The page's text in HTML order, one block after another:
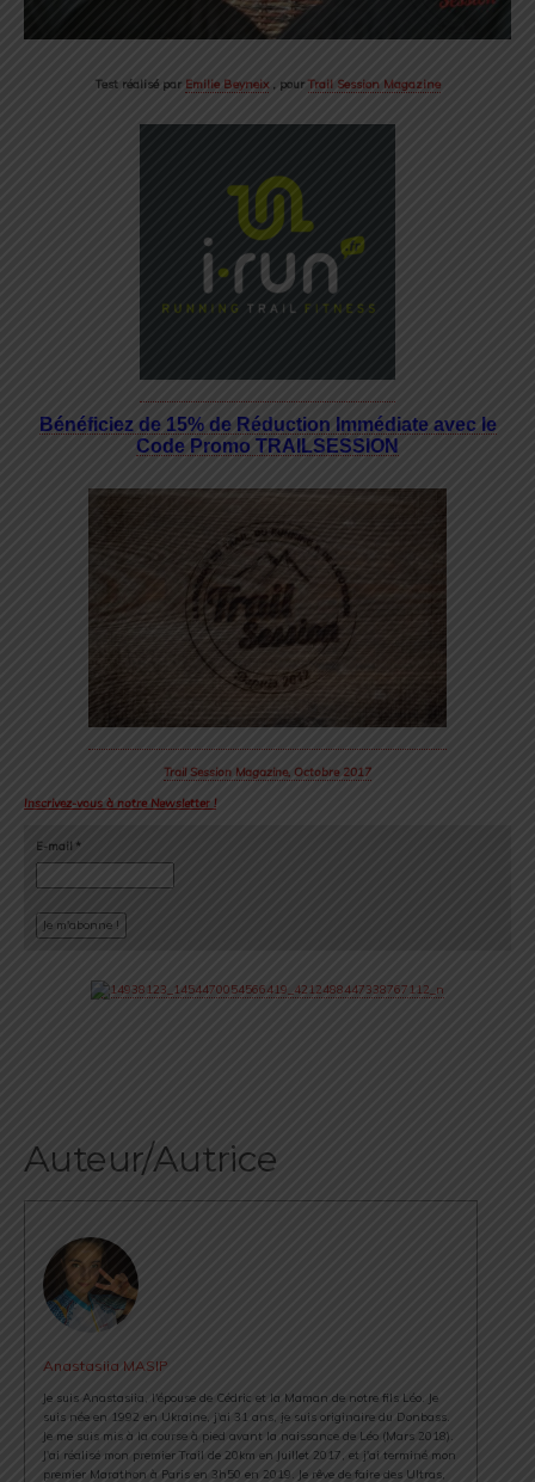
Test réalisé par Emilie Beyneix, pourTrail Session Magazine
Bénéficiez de 15% de Réduction Immédiate avec le
Code Promo TRAILSESSION
Trail Session Magazine, Octobre 2017
Inscrivez-vous à notre Newsletter !
E-mail *
Auteur/Autrice
Anastasiia MASIP
Je suis Anastasiia, l'épouse de Cédric et la Maman de notre fils Léo. Je
suis née en 1992 en Ukraine, j'ai 31 ans, je suis originaire du Donbass.
Je me suis mis à la course à pied avant la naissance de Léo (Mars 2018).
J'ai réalisé mon premier Trail de 20km en Juillet 2017, et j'ai terminé mon
premier Marathon à Paris en 3h50 en 2019. Je rêve de faire des Ultras,